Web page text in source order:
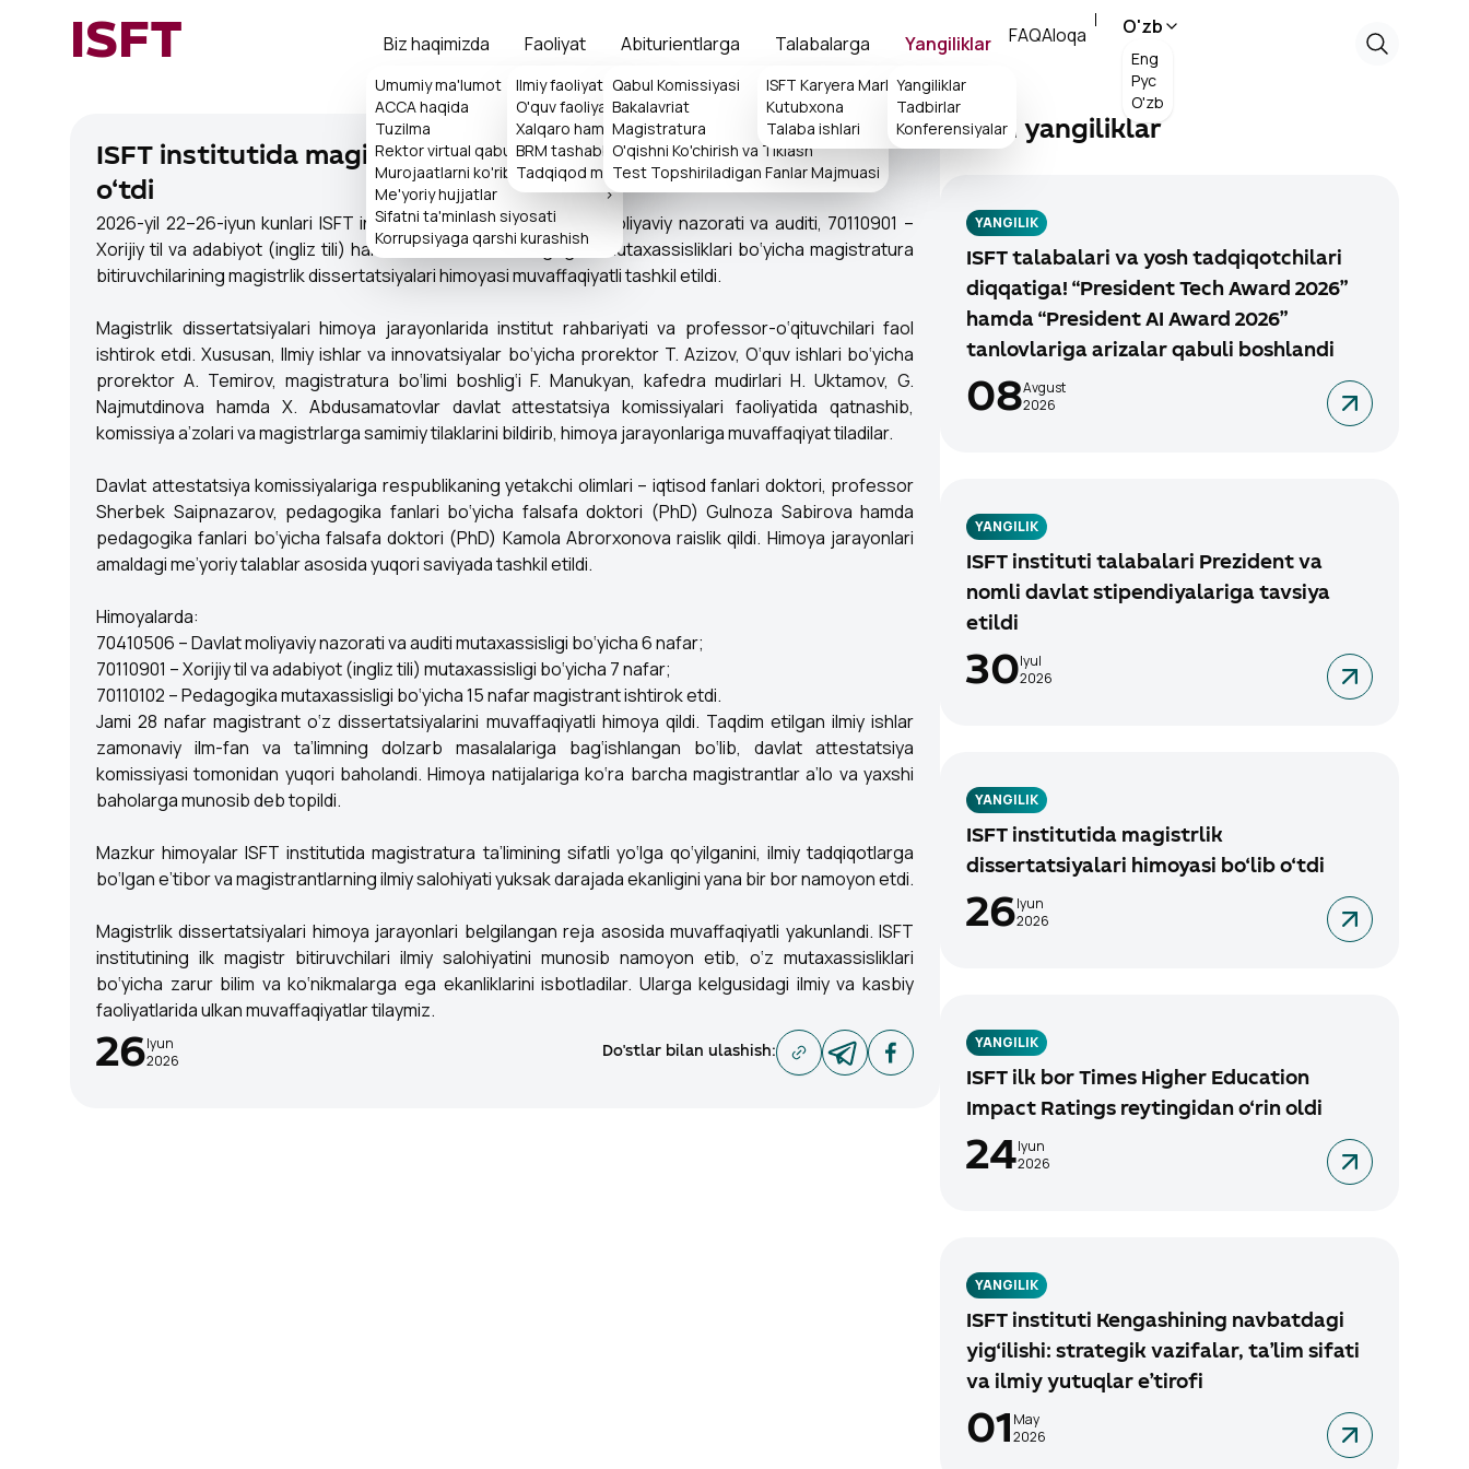
ISFT Biz haqimizda
Umumiy ma'lumot
ACCA haqida
Tuzilma
>
Rektor virtual qabulxonasi
Murojaatlarni ko'rib chiqish tartibi
Me'yoriy hujjatlar
>
Sifatni ta'minlash siyosati
Korrupsiyaga qarshi kurashish
Faoliyat
Ilmiy faoliyat
>
O'quv faoliyati
Xalqaro hamkorlik
BRM tashabbuslari>
Tadqiqod markazi
Abiturientlarga
Qabul Komissiyasi
Bakalavriat
Magistratura
O'qishni Ko'chirish va Tiklash
Test Topshiriladigan Fanlar Majmuasi
Talabalarga
ISFT Karyera Markazi>
Kutubxona
>
Talaba ishlari
Yangiliklar
Yangiliklar
Tadbirlar
Konferensiyalar
FAQAloqa O'zb
Eng
Рус
O'zb
ISFT institutida magistrlik dissertatsiyalari himoyasi bo‘lib
o‘tdi
2026-yil 22–26-iyun kunlari ISFT institutida 70410506 – Davlat moliyaviy nazorati va auditi, 70110901 –
Xorijiy til va adabiyot (ingliz tili) hamda 70110102 – Pedagogika mutaxassisliklari bo‘yicha magistratura
bitiruvchilarining magistrlik dissertatsiyalari himoyasi muvaffaqiyatli tashkil etildi.
Magistrlik dissertatsiyalari himoya jarayonlarida institut rahbariyati va professor-o‘qituvchilari faol
ishtirok etdi. Xususan, Ilmiy ishlar va innovatsiyalar bo‘yicha prorektor T. Azizov, O‘quv ishlari bo‘yicha
prorektor A. Temirov, magistratura bo‘limi boshlig‘i F. Manukyan, kafedra mudirlari H. Uktamov, G.
Najmutdinova hamda X. Abdusamatovlar davlat attestatsiya komissiyalari faoliyatida qatnashib,
komissiya a’zolari va magistrlarga samimiy tilaklarini bildirib, himoya jarayonlariga muvaffaqiyat tiladilar.
Davlat attestatsiya komissiyalariga respublikaning yetakchi olimlari – iqtisod fanlari doktori, professor
Sherbek Saipnazarov, pedagogika fanlari bo‘yicha falsafa doktori (PhD) Gulnoza Sabirova hamda
pedagogika fanlari bo‘yicha falsafa doktori (PhD) Kamola Abrorxonova raislik qildi. Himoya jarayonlari
amaldagi me’yoriy talablar asosida yuqori saviyada tashkil etildi.
Himoyalarda:
70410506 – Davlat moliyaviy nazorati va auditi mutaxassisligi bo‘yicha 6 nafar;
70110901 – Xorijiy til va adabiyot (ingliz tili) mutaxassisligi bo‘yicha 7 nafar;
70110102 – Pedagogika mutaxassisligi bo‘yicha 15 nafar magistrant ishtirok etdi.
Jami 28 nafar magistrant o‘z dissertatsiyalarini muvaffaqiyatli himoya qildi. Taqdim etilgan ilmiy ishlar
zamonaviy ilm-fan va ta’limning dolzarb masalalariga bag‘ishlangan bo‘lib, davlat attestatsiya
komissiyasi tomonidan yuqori baholandi. Himoya natijalariga ko‘ra barcha magistrantlar a’lo va yaxshi
baholarga munosib deb topildi.
Mazkur himoyalar ISFT institutida magistratura ta’limining sifatli yo‘lga qo‘yilganini, ilmiy tadqiqotlarga
bo‘lgan e’tibor va magistrantlarning ilmiy salohiyati yuksak darajada ekanligini yana bir bor namoyon etdi.
Magistrlik dissertatsiyalari himoya jarayonlari belgilangan reja asosida muvaffaqiyatli yakunlandi. ISFT
institutining ilk magistr bitiruvchilari ilmiy salohiyatini munosib namoyon etib, o‘z mutaxassisliklari
bo‘yicha zarur bilim va ko‘nikmalarga ega ekanliklarini isbotladilar. Ularga kelgusidagi ilmiy va kasbiy
faoliyatlarida ulkan muvaffaqiyatlar tilaymiz.
26Iyun
2026
Do'stlar bilan ulashish:
So'ngi yangiliklar
YANGILIK
ISFT talabalari va yosh tadqiqotchilari
diqqatiga! “President Tech Award 2026”
hamda “President AI Award 2026”
tanlovlariga arizalar qabuli boshlandi
08Avgust
2026
YANGILIK
ISFT instituti talabalari Prezident va
nomli davlat stipendiyalariga tavsiya
etildi
30Iyul
2026
YANGILIK
ISFT institutida magistrlik
dissertatsiyalari himoyasi bo‘lib o‘tdi
26Iyun
2026
YANGILIK
ISFT ilk bor Times Higher Education
Impact Ratings reytingidan o‘rin oldi
24Iyun
2026
YANGILIK
ISFT instituti Kengashining navbatdagi
yig‘ilishi: strategik vazifalar, ta’lim sifati
va ilmiy yutuqlar e’tirofi
01 May
2026